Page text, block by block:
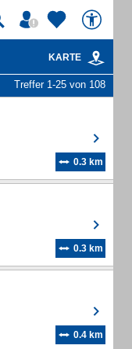
KARTE
Treffer 1-25 von 108
0.3 km
0.3 km
0.4 km